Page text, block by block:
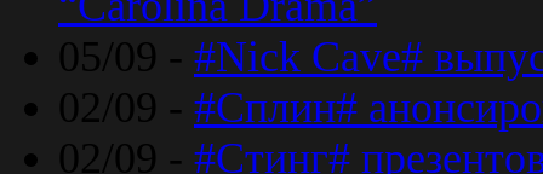
05/09 - #Nick Cave#
02/09 - #Сплин#
02/09 - #Стинг#